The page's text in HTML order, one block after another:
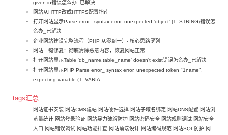
given in错误怎么办_已解决
网站从HTTP改成HTTPS配置指南
打开网站显示Parse error_ syntax error, unexpected 'object' (T_STRING)错误怎
么办_已解决
企业网站建设完整流程（PHP 从零到一）- 核心思路罗列
网站一键修复：彻底清除恶意内容，恢复网站正常
打开网站显示Table 'db_name.table_name' doesn't exist错误怎么办_已解决
打开网站显示PHP Parse error_ syntax error, unexpected token "1name",
expecting variable (T_VARIA
tags汇总
网站证书安装 网站CMS建站 网站硬件选择 网站子域名绑定 网站DNS配置 网站浏
览量统计 网站登录验证 网站暴力破解防护 网站密码安全 网站规则调试 网站安全
入口 网站错误调试 网站功能排查 网站前端设计 网站编码规范 网站SQL防护 网